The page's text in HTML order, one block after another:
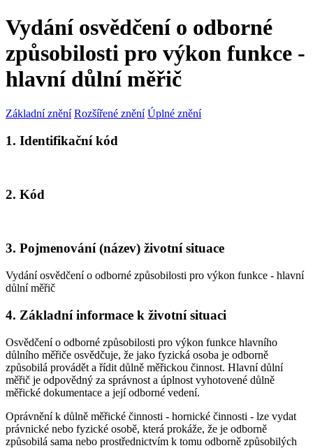
Vydání osvědčení o odborné
způsobilosti pro výkon funkce -
hlavní důlní měřič
Základní znění Rozšířené znění Úplné znění
1. Identifikační kód
2. Kód
3. Pojmenování (název) životní situace
Vydání osvědčení o odborné způsobilosti pro výkon funkce - hlavní
důlní měřič
4. Základní informace k životní situaci
Osvědčení o odborné způsobilosti pro výkon funkce hlavního
důlního měřiče osvědčuje, že jako fyzická osoba je odborně
způsobilá provádět a řídit důlně měřickou činnost. Hlavní důlní
měřič je odpovědný za správnost a úplnost vyhotovené důlně
měřické dokumentace a její odborné vedení.
Oprávnění k důlně měřické činnosti - hornické činnosti - lze vydat
právnické nebo fyzické osobě, která prokáže, že je odborně
způsobilá sama nebo prostřednictvím k tomu odborně způsobilých